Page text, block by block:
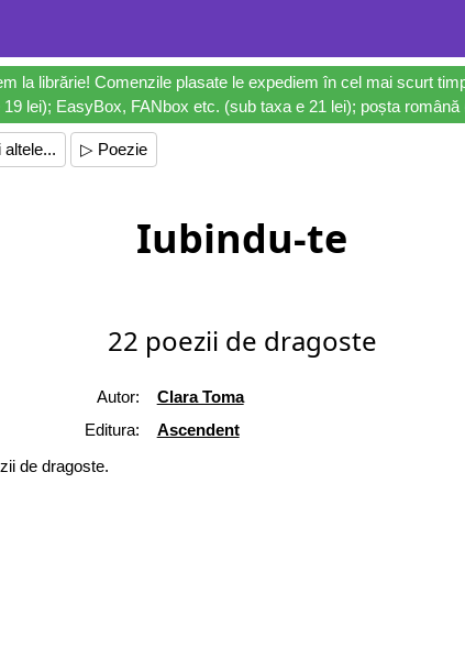
la librărie! Comenzile plasate le expediem în cel mai scurt
19 lei); EasyBox, FANbox etc. (sub taxa e 21 lei); poșta
▷ Poezie
Iubindu-te
22 poezii de dragoste
Autor:
Clara Toma
Editura:
Ascendent
de dragoste.